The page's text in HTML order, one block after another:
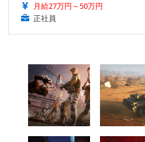
月給27万円～50万円
正社員